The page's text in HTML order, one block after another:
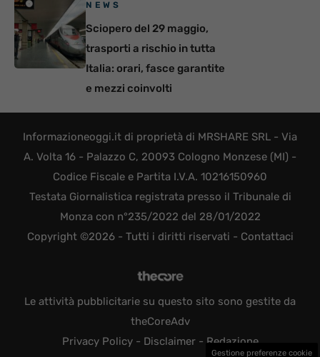
NEWS
Sciopero del 29 maggio,
trasporti a rischio in tutta
Italia: orari, fasce garantite
e mezzi coinvolti
Informazioneoggi.it di proprietà di MRSHARE SRL - Via
A. Volta 16 - Palazzo C, 20093 Cologno Monzese (MI) -
Codice Fiscale e Partita I.V.A. 10216150960
Testata Giornalistica registrata presso il Tribunale di
Monza con n°235/2022 del 28/01/2022
Copyright ©2026 - Tutti i diritti riservati - Contattaci
Le attività pubblicitarie su questo sito sono gestite da
theCoreAdv
Privacy Policy- Disclaimer- Redazione
Gestione preferenze cookie